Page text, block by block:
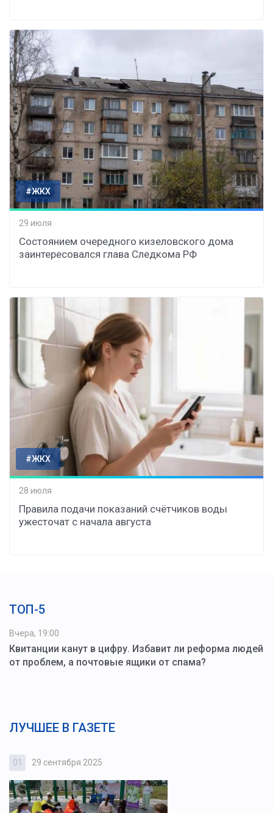
#ЖКХ
29 июля
Состоянием очередного кизеловского дома
заинтересовался глава Следкома РФ
#ЖКХ
28 июля
Правила подачи показаний счётчиков воды
ужесточат с начала августа
ТОП-5
Вчера, 19:00
Квитанции канут в цифру. Избавит ли реформа людей
от проблем, а почтовые ящики от спама?
ЛУЧШЕЕ В ГАЗЕТЕ
01 29 сентября 2025